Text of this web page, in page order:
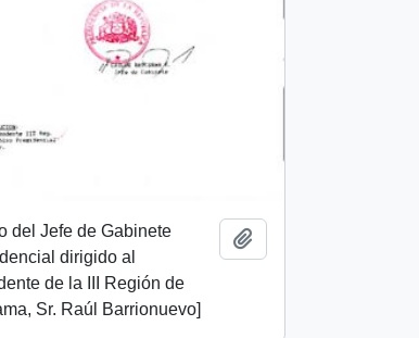
del Jefe de Gabinete
dirigido al
de la III Región de
Sr. Raúl Barrionuevo]
Añadir al portapapeles